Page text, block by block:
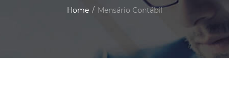
Home Mensário Contábil